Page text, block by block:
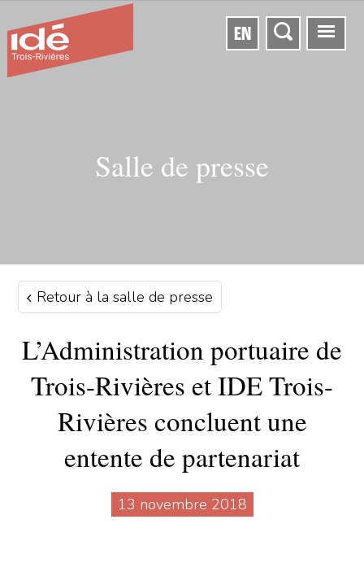
EN
Salle de presse
Retour à la salle de presse
L’Administration portuaire de
Trois-Rivières et IDE Trois-
Rivières concluent une
entente de partenariat
13 novembre 2018